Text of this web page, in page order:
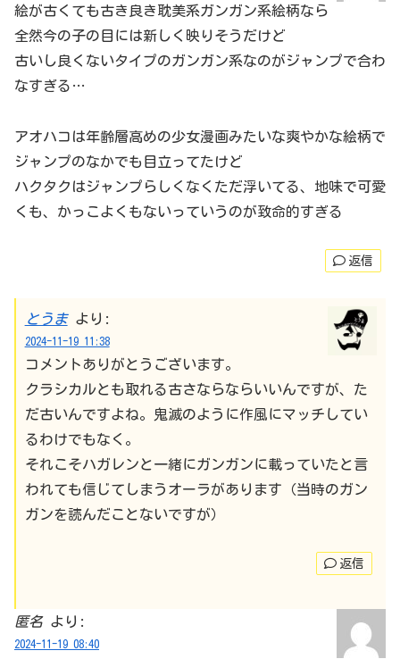
絵が古くても古き良き耽美系ガンガン系絵柄なら
全然今の子の目には新しく映りそうだけど
古いし良くないタイプのガンガン系なのがジャンプで合わ
なすぎる…
アオハコは年齢層高めの少女漫画みたいな爽やかな絵柄で
ジャンプのなかでも目立ってたけど
ハクタクはジャンプらしくなくただ浮いてる、地味で可愛
くも、かっこよくもないっていうのが致命的すぎる
返信
とうま より:
2024-11-19 11:38
コメントありがとうございます。
クラシカルとも取れる古さならならいいんですが、た
だ古いんですよね。鬼滅のように作風にマッチしてい
るわけでもなく。
それこそハガレンと一緒にガンガンに載っていたと言
われても信じてしまうオーラがあります（当時のガン
ガンを読んだことないですが）
返信
匿名 より:
2024-11-19 08:40